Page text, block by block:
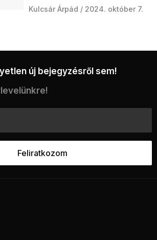
Kulcsár Árpád 2024. október 7.
új bejegyzésről sem!